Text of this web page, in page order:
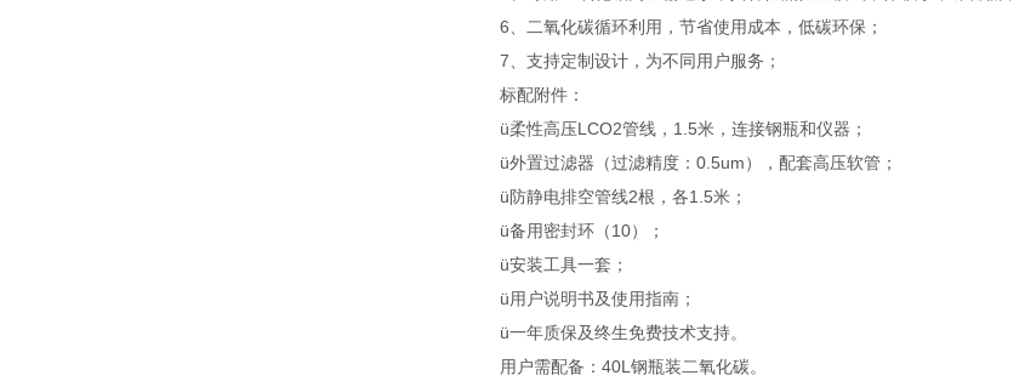
6、二氧化碳循环利用，节省使用成本，低碳环保；
7、支持定制设计，为不同用户服务；
标配附件：
ü柔性高压LCO2管线，1.5米，连接钢瓶和仪器；
ü外置过滤器（过滤精度：0.5um），配套高压软管；
ü防静电排空管线2根，各1.5米；
ü备用密封环（10）；
ü安装工具一套；
ü用户说明书及使用指南；
ü一年质保及终生免费技术支持。
用户需配备：40L钢瓶装二氧化碳。